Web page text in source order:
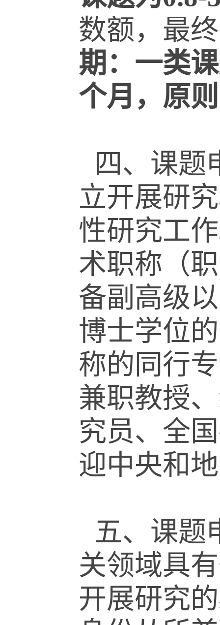
数额，最
期：一类
个月，原
四、课题
立开展研
性研究工
术职称（
备副高级
博士学位
称的同行
兼职教授
究员、全
迎中央和
五、课题
关领域具
开展研究